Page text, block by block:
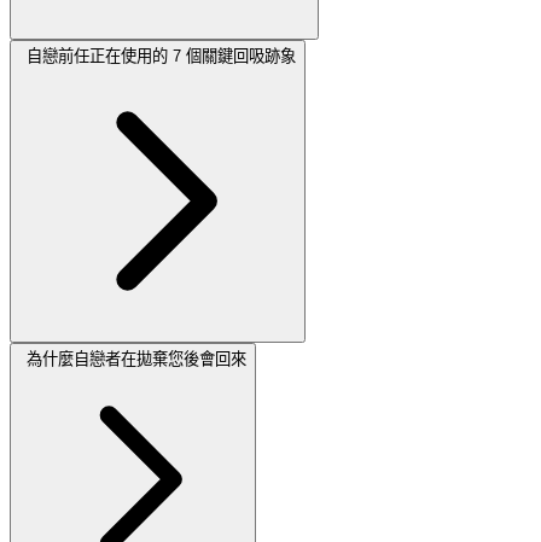
自戀前任正在使用的 7 個關鍵回吸跡象
為什麼自戀者在拋棄您後會回來